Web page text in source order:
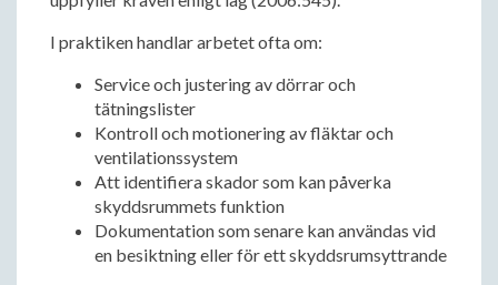
I praktiken handlar arbetet ofta om:
Service och justering av dörrar och
tätningslister
Kontroll och motionering av fläktar och
ventilationssystem
Att identifiera skador som kan påverka
skyddsrummets funktion
Dokumentation som senare kan användas vid
en besiktning eller för ett skyddsrumsyttrande